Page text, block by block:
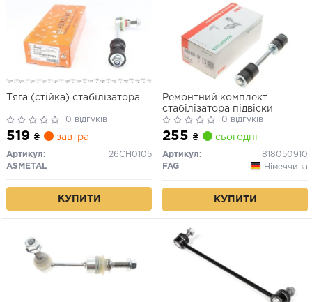
Тяга (стійка) стабілізатора
0 відгуків
519 ₴ завтра
Артикул:
26CH0105
ASMETAL
КУПИТИ
Ремонтний комплект
стабілізатора підвіски
0 відгуків
255 ₴ сьогодні
Артикул:
818050910
FAG
Німеччина
КУПИТИ